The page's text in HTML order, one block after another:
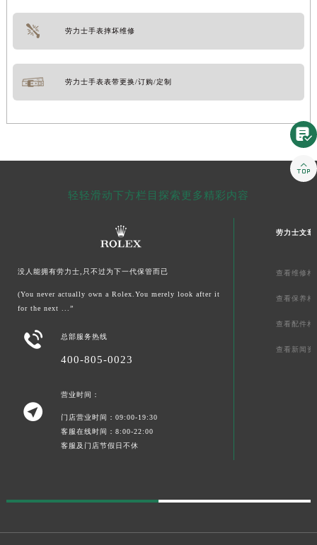
劳力士手表摔坏维修
劳力士手表表带更换/订购/定制
轻轻滑动下方栏目探索更多精彩内容
没人能拥有劳力士,只不过为下一代保管而已
(You never actually own a Rolex.You merely look after it
for the next ...”
 总部服务热线
400-805-0023

营业时间：
门店营业时间：09:00-19:30
客服在线时间：8:00-22:00
客服及门店节假日不休
劳力士文章
查看维修相
查看保养相
查看配件相
查看新闻资

